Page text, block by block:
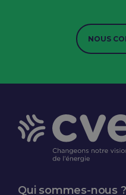
Qui sommes-nous ?
NOUS